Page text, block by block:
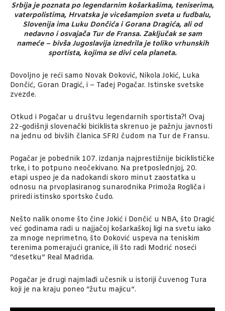
Srbija je poznata po legendarnim košarkašima, teniserima,
vaterpolistima, Hrvatska je vicešampion sveta u fudbalu,
Slovenija ima Luku Dončića i Gorana Dragića, ali od
nedavno i osvajača Tur de Fransa. Zaključak se sam
nameće – bivša Jugoslavija iznedrila je toliko vrhunskih
sportista, kojima se divi cela planeta.
Dovoljno je reći samo Novak Đoković, Nikola Jokić, Luka
Dončić, Goran Dragić, i – Tadej Pogačar. Istinske svetske
zvezde.
Otkud i Pogačar u društvu legendarnih sportista?! Ovaj
22-godišnji slovenački biciklista skrenuo je pažnju javnosti
na jednu od bivših članica SFRJ čudom na Tur de Fransu.
Pogačar je pobednik 107. izdanja najprestižnije biciklističke
trke, i to potpuno neočekivano. Na pretposlednjoj, 20.
etapi uspeo je da nadokandi skoro minut zaostatka u
odnosu na prvoplasiranog sunarodnika Primoža Rogliča i
priredi istinsko sportsko čudo.
Nešto nalik onome što čine Jokić i Dončić u NBA, što Dragić
već godinama radi u najjačoj košarkaškoj ligi na svetu iako
za mnoge neprimetno, što Đoković uspeva na teniskim
terenima pomerajući granice, ili što radi Modrić noseći
“desetku” Real Madrida.
Pogačar je drugi najmlađi učesnik u istoriji čuvenog Tura
koji je na kraju poneo “žutu majicu”.